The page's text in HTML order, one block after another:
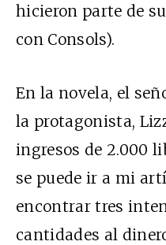
hicieron parte de
con Consols).
En la novela, el
la protagonista,
ingresos de 2.000
se puede ir a mi
encontrar tres
cantidades al